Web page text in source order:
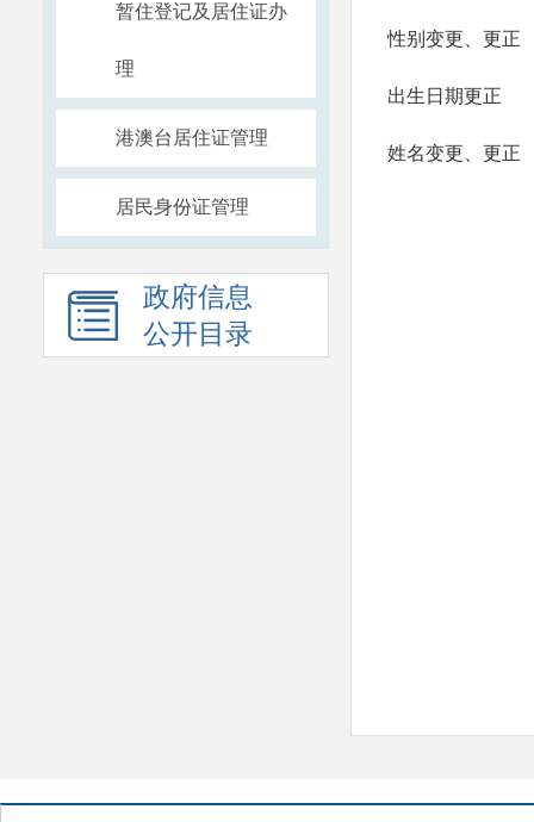
暂住登记及居住证办
理
港澳台居住证管理
居民身份证管理
政府信息
公开目录
性别变更、更正
出生日期更正
姓名变更、更正